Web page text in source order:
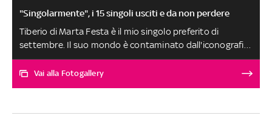
"Singolarmente", i 15 singoli usciti e da non perdere
Tiberio di Marta Festa è il mio singolo preferito di
settembre. Il suo mondo è contaminato dall'iconografia
della musica leggera anni ’70 e da un immaginario
vintage. I singoli precedenti hanno un gusto musicale e
nuovo singolo fa parte di quel mondo. Le altre canzoni,
Vai alla Fotogallery